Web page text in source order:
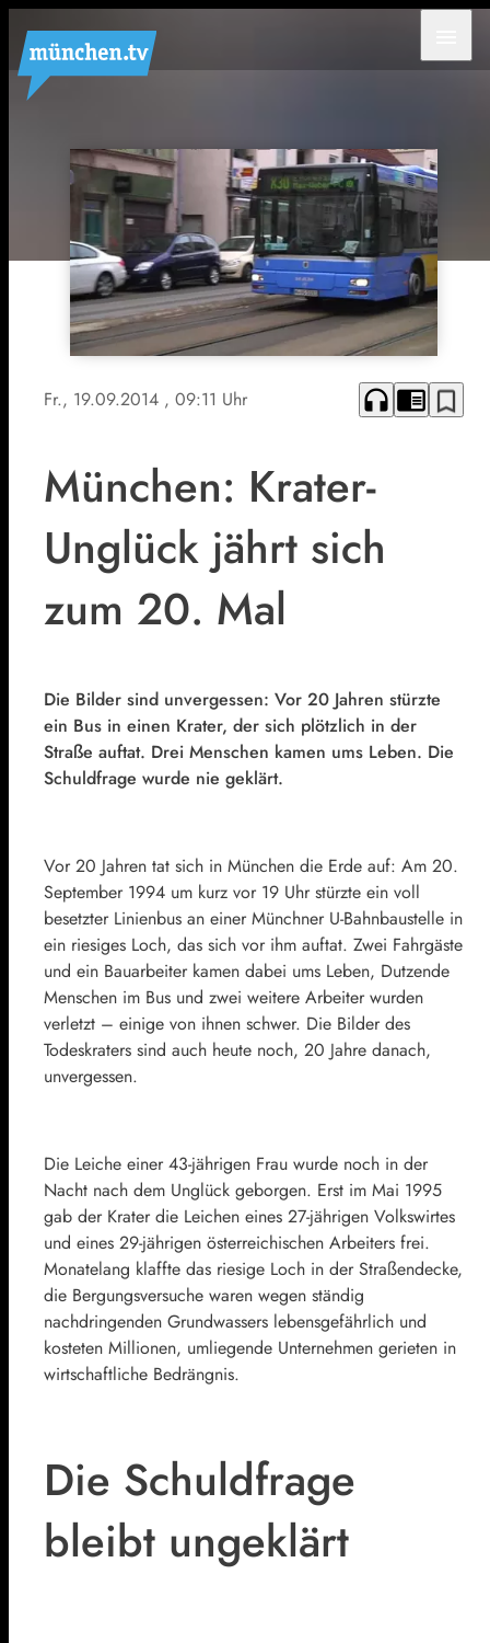
Fr., 19.09.2014 , 09:11 Uhr headphones chrome_reader_mode bookmark_border
München: Krater-
Unglück jährt sich
zum 20. Mal
Die Bilder sind unvergessen: Vor 20 Jahren stürzte
ein Bus in einen Krater, der sich plötzlich in der
Straße auftat. Drei Menschen kamen ums Leben. Die
Schuldfrage wurde nie geklärt.
Vor 20 Jahren tat sich in München die Erde auf: Am 20.
September 1994 um kurz vor 19 Uhr stürzte ein voll
besetzter Linienbus an einer Münchner U-Bahnbaustelle in
ein riesiges Loch, das sich vor ihm auftat. Zwei Fahrgäste
und ein Bauarbeiter kamen dabei ums Leben, Dutzende
Menschen im Bus und zwei weitere Arbeiter wurden
verletzt – einige von ihnen schwer. Die Bilder des
Todeskraters sind auch heute noch, 20 Jahre danach,
unvergessen.
Die Leiche einer 43-jährigen Frau wurde noch in der
Nacht nach dem Unglück geborgen. Erst im Mai 1995
gab der Krater die Leichen eines 27-jährigen Volkswirtes
und eines 29-jährigen österreichischen Arbeiters frei.
Monatelang klaffte das riesige Loch in der Straßendecke,
die Bergungsversuche waren wegen ständig
nachdringenden Grundwassers lebensgefährlich und
kosteten Millionen, umliegende Unternehmen gerieten in
wirtschaftliche Bedrängnis.
Die Schuldfrage
bleibt ungeklärt